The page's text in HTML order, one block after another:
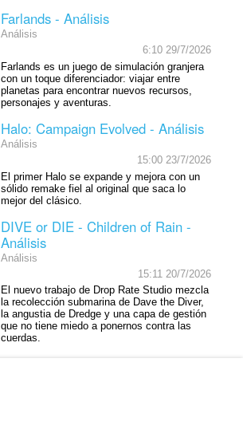
Farlands - Análisis
Análisis
6:10 29/7/2026
Farlands es un juego de simulación granjera
con un toque diferenciador: viajar entre
planetas para encontrar nuevos recursos,
personajes y aventuras.
Halo: Campaign Evolved - Análisis
Análisis
15:00 23/7/2026
El primer Halo se expande y mejora con un
sólido remake fiel al original que saca lo
mejor del clásico.
DIVE or DIE - Children of Rain -
Análisis
Análisis
15:11 20/7/2026
El nuevo trabajo de Drop Rate Studio mezcla
la recolección submarina de Dave the Diver,
la angustia de Dredge y una capa de gestión
que no tiene miedo a ponernos contra las
cuerdas.